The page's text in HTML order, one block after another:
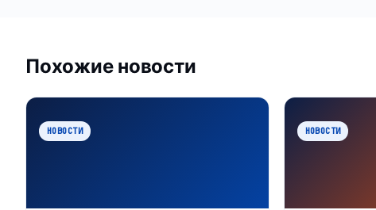
Похожие новости
НОВОСТИ НОВОСТИ